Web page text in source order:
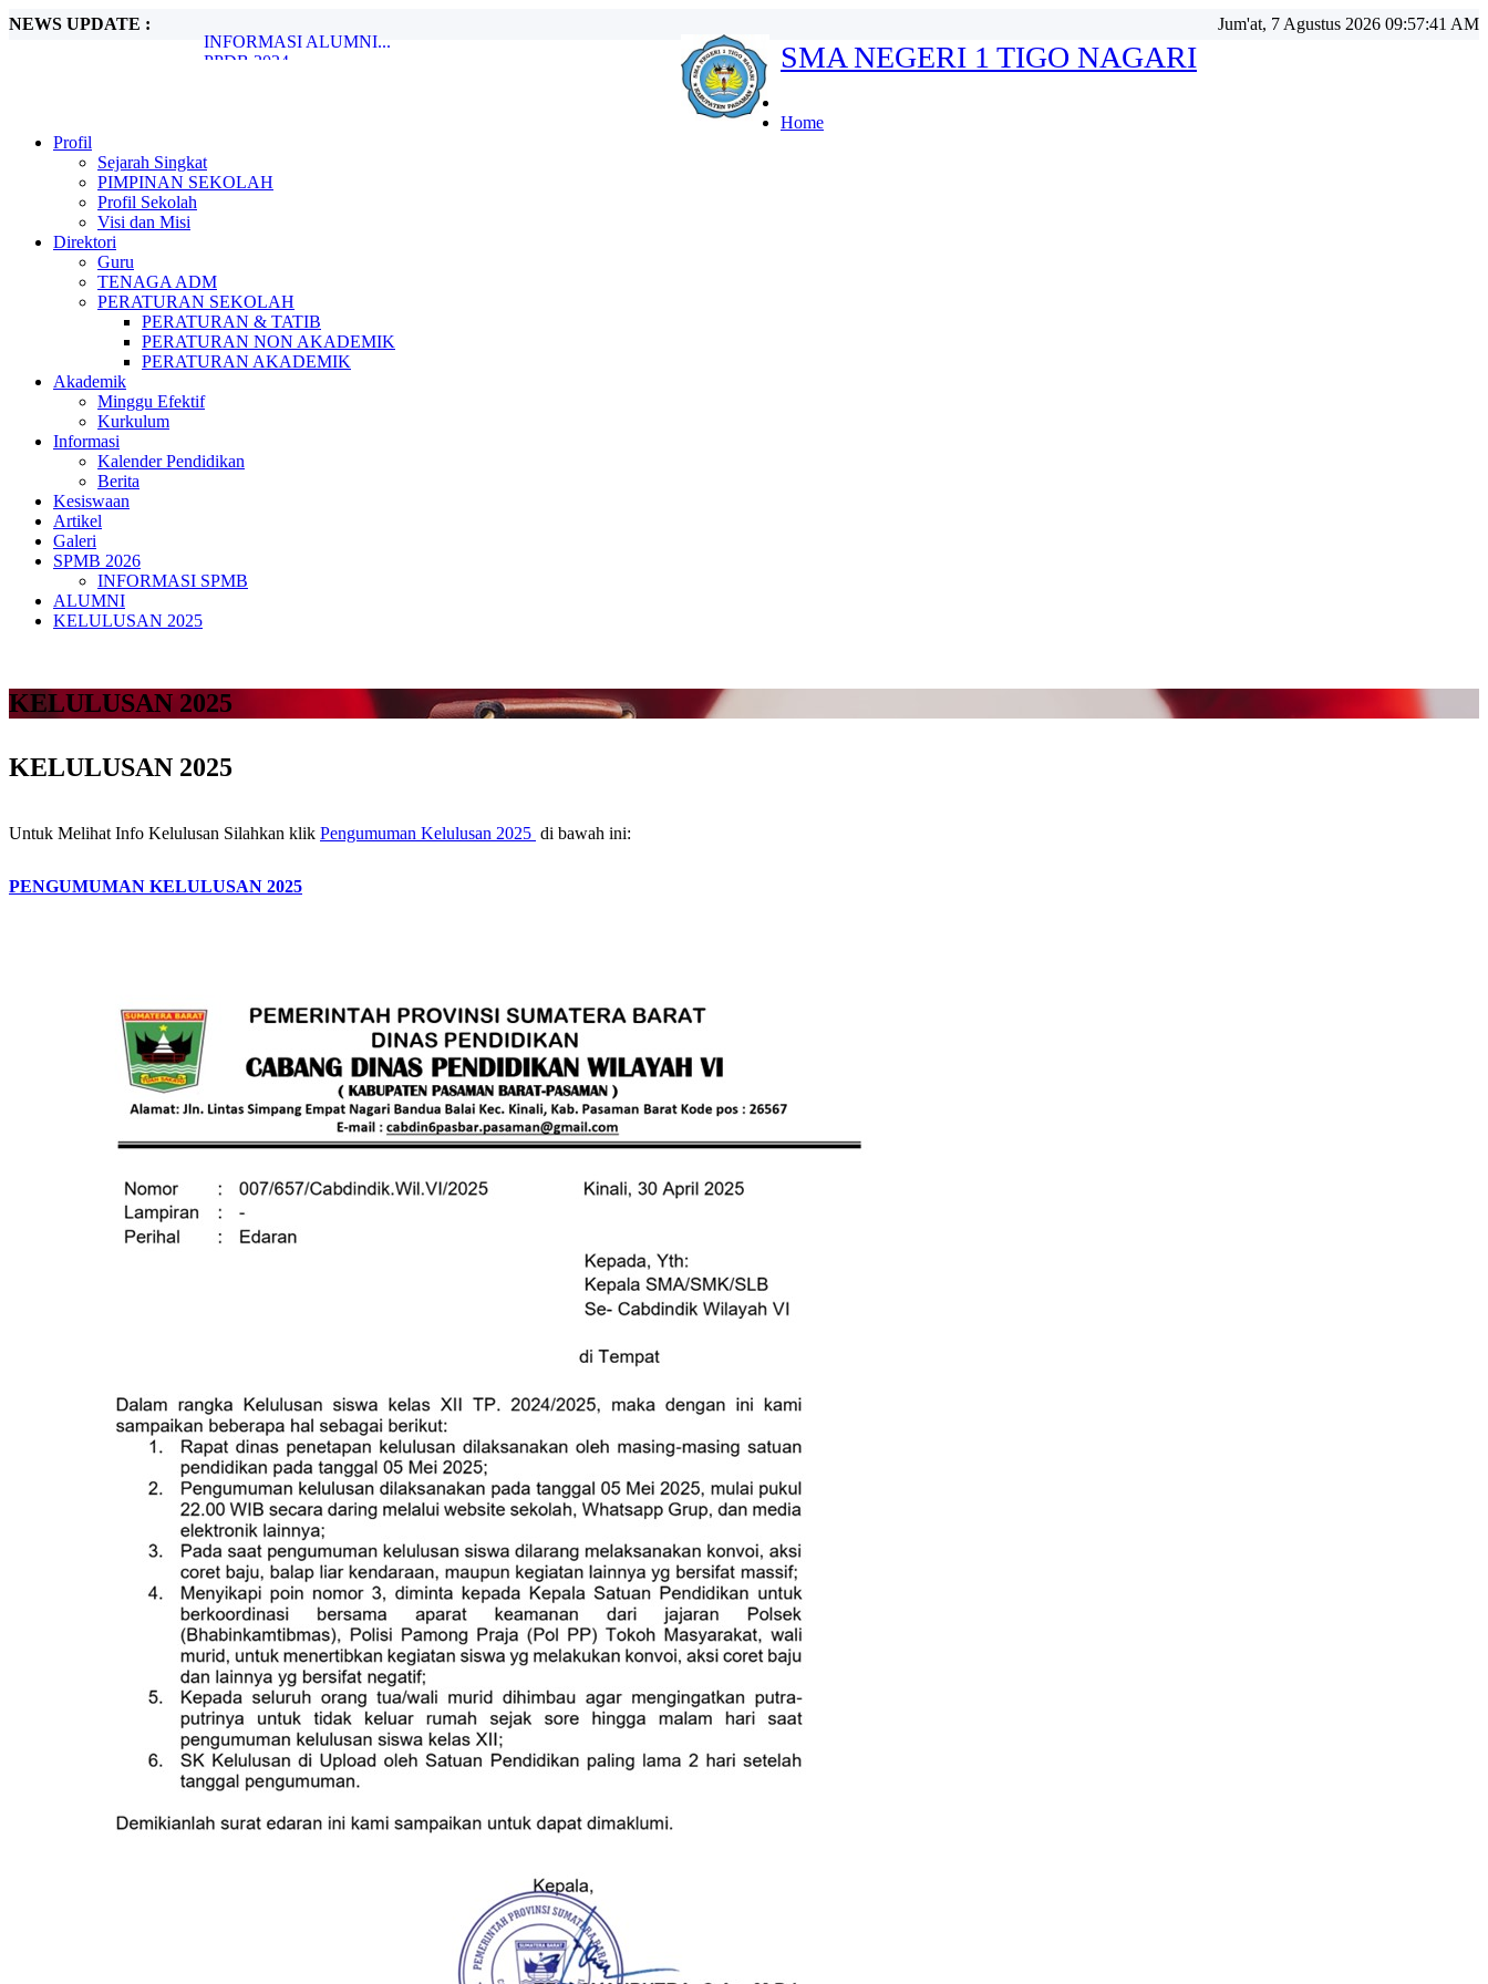
NEWS UPDATE :
INFORMASI ALUMNI...
PPDB 2024...
PPDB SMA NEGERI 1 TIGO NAGARI...
Ada Rahasia di Balik Kebiasaan Membaca...
Jum'at, 7 Agustus 2026 09:57:42 AM
SMA NEGERI 1 TIGO NAGARI
Home
Profil
Sejarah Singkat
PIMPINAN SEKOLAH
Profil Sekolah
Visi dan Misi
Direktori
Guru
TENAGA ADM
PERATURAN SEKOLAH
PERATURAN & TATIB
PERATURAN NON AKADEMIK
PERATURAN AKADEMIK
Akademik
Minggu Efektif
Kurkulum
Informasi
Kalender Pendidikan
Berita
Kesiswaan
Artikel
Galeri
SPMB 2026
INFORMASI SPMB
ALUMNI
KELULUSAN 2025
KELULUSAN 2025
KELULUSAN 2025
Untuk Melihat Info Kelulusan Silahkan klik Pengumuman Kelulusan 2025 di bawah ini:
PENGUMUMAN KELULUSAN 2025